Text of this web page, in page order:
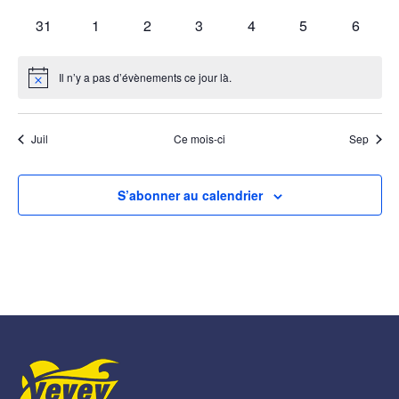
0
31
0
1
0
2
0
3
0
4
0
5
0
6
Notice Il n’y a pas d’évènements ce jour là.
Juil Ce mois-ci Sep
S’abonner au calendrier